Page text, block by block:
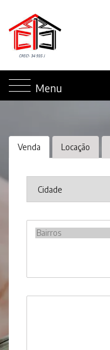
Menu
Venda Locação